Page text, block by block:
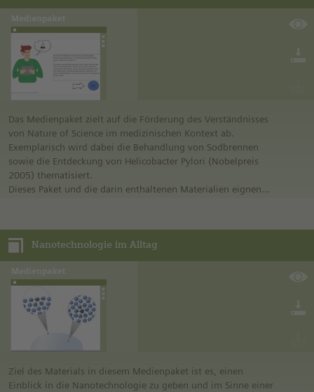
Die notwendigen Informationen zum biopsychosozialen
Modell sind in Teil II enthalten.
Didaktisch-methodisch basiert das Konzept auf einem
erfahrungsorientierten Zugang. Es setzt auf eine emotionale
Aktivierung zu Beginn, eine individualisierte Vertiefung und
eine gemeinsame Reflexion. Lernprozesse werden nicht nur
kognitiv angelegt, sondern auch emotional und sozial, indem
einer besseren mentalen Gesundheit verholfen wird.
Das Medienpaket zielt auf die Förderung des Verständnisses
von Nature of Science im medizinischen Kontext ab.
Exemplarisch wird dabei die Behandlung von Sodbrennen
sowie die Entdeckung von Helicobacter Pylori (Nobelpreis
2005) thematisiert.
Dieses Paket und die darin enthaltenen Materialien eignen
Gesundheitsbildung/Krankheitserreger,
Wissenschaftsverständnis) und Chemie (allgemeinbildende
Schulen, Thema: Säure-Basen Haushalt;
Wissenschaftsverständnis) sowie auch für den
fächerübergreifenden Einsatz (z. B. in Projekt-AGs).
Das Medienpaket entstand im Rahmen des Projekts „Teaching
Spirit 2.0: Nobelpreisträger als Bildungspaten für OER in
Schule und Schülerlabor“. Das Projekt wurde in Kooperation
zwischen dem Institut für Biologiedidaktik der Justus-Liebig-
der Eberhard Karls Universität Tübingen sowie in
Zusammenarbeit mit der Lindauer Nobelpreisträgertagung
Nanotechnologie im Alltag
Ziel des Materials in diesem Medienpaket ist es, einen
Einblick in die Nanotechnologie zu geben und im Sinne einer